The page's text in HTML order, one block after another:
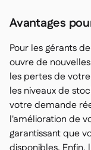
Avantages
Pour les gérants
ouvre de
les pertes de
les niveaux de
votre demande
l'amélioration de
garantissant que